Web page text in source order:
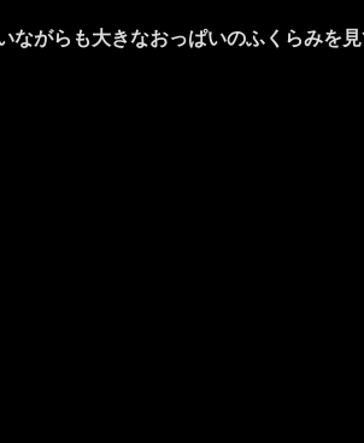
がらも大きなおっぱいのふくらみを見